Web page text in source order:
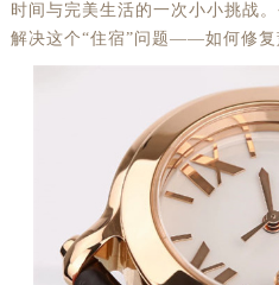
时间与完美生活的一次小小挑战
解决这个“住宿”问题——如何修复